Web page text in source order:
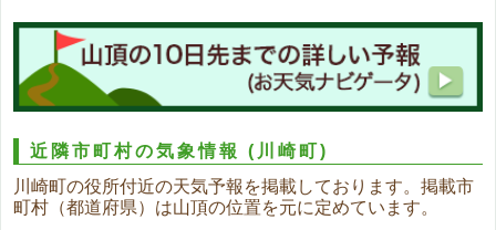
近隣市町村の気象情報(川崎町)
川崎町の役所付近の天気予報を掲載しております。掲載市
町村（都道府県）は山頂の位置を元に定めています。